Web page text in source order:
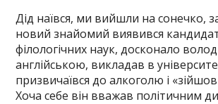
Дід наївся, ми вийшли на сонечко,
новий знайомий виявився
філологічних наук, досконало
англійською, викладав в
призвичаївся до алкоголю і
Хоча себе він вважав політичним